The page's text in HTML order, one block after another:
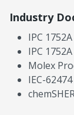
Industry
IPC
IPC
Molex
IEC-62474